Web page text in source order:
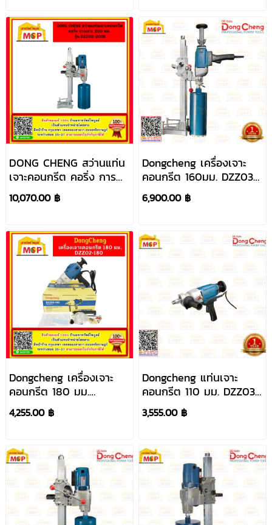
DONG CHENG สว่านแท่น
เจาะคอนกรีต คอริ่ง การ
เจาะ 200 มม. รุ่น DZZ02-
200S
10,070.00 ฿
Dongcheng เครื่องเจาะ
คอนกรีต 160มม. DZZ03-
160 1,800W รุ่นพิเศษมือ
ถือได้
6,900.00 ฿
Dongcheng เครื่องเจาะ
คอนกรีต 180 มม.
DZZ02-180
4,255.00 ฿
Dongcheng แท่นเจาะ
คอนกรีต 110 มม. DZZ03-
110
3,555.00 ฿